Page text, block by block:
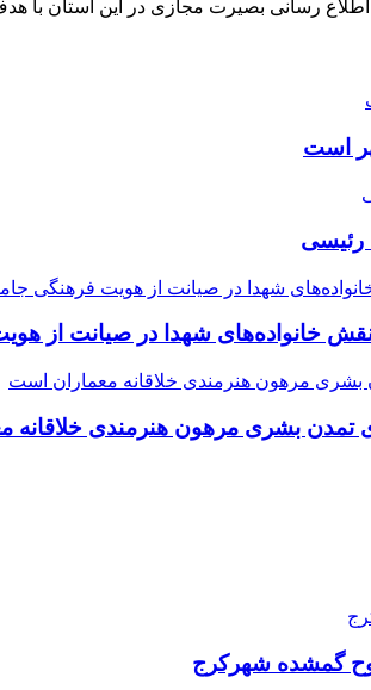
رسانی بصیرت مجازی در این استان با
است
رئیسی
نقش خانواده‌های شهدا در صیانت از
تمدن بشری مرهون هنرمندی خلاقانه
گمشده شهرکرج